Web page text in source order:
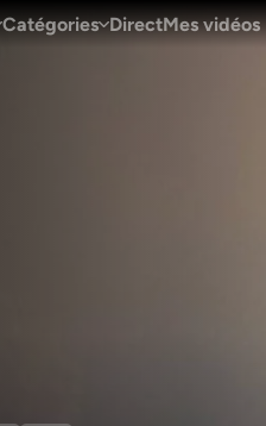
Catégories DirectMes vidéos